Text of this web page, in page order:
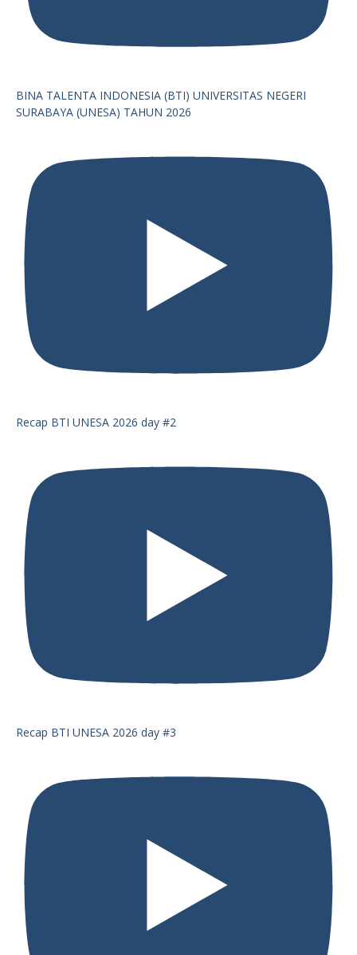
BINA TALENTA INDONESIA (BTI) UNIVERSITAS NEGERI
SURABAYA (UNESA) TAHUN 2026
Recap BTI UNESA 2026 day #2
Recap BTI UNESA 2026 day #3